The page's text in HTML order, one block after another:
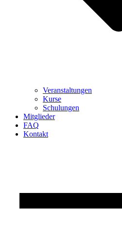
Veranstaltungen
Kurse
Schulungen
Mitglieder
FAQ
Kontakt